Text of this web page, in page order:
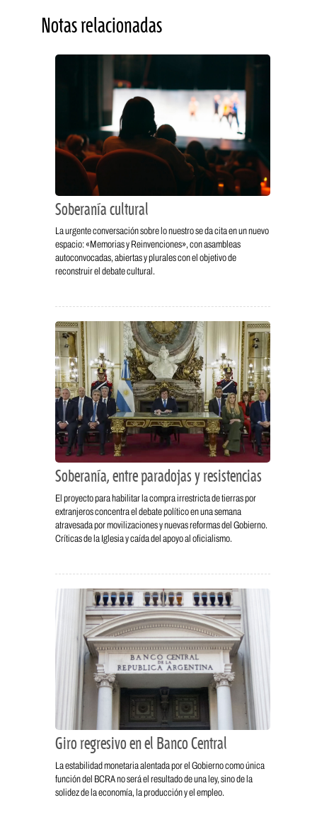
Notas relacionadas
Soberanía cultural
La urgente conversación sobre lo nuestro se da cita en un nuevo
espacio: «Memorias y Reinvenciones», con asambleas
autoconvocadas, abiertas y plurales con el objetivo de
reconstruir el debate cultural.
Soberanía, entre paradojas y resistencias
El proyecto para habilitar la compra irrestricta de tierras por
extranjeros concentra el debate político en una semana
atravesada por movilizaciones y nuevas reformas del Gobierno.
Críticas de la Iglesia y caída del apoyo al oficialismo.
Giro regresivo en el Banco Central
La estabilidad monetaria alentada por el Gobierno como única
función del BCRA no será el resultado de una ley, sino de la
solidez de la economía, la producción y el empleo.